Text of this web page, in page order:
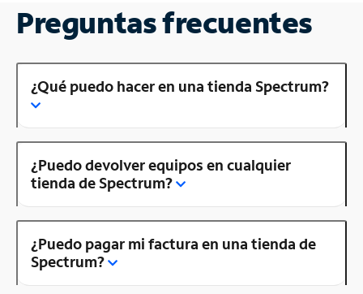
Preguntas frecuentes
¿Qué puedo hacer en una tienda Spectrum?
¿Puedo devolver equipos en cualquier
tienda de Spectrum?
¿Puedo pagar mi factura en una tienda de
Spectrum?